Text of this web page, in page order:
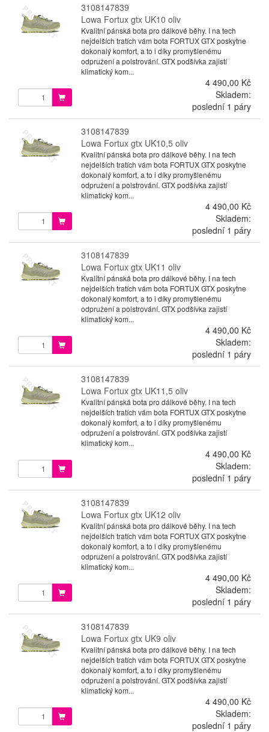
3108147839
Lowa Fortux gtx UK10 oliv
Kvalitní pánská bota pro dálkové běhy. I na tech
nejdelších tratích vám bota FORTUX GTX poskytne
dokonalý komfort, a to i díky promyšlenému
odpružení a polstrování. GTX podšívka zajistí
klimatický kom...
4 490,00 Kč
Skladem:
poslední 1 páry
3108147839
Lowa Fortux gtx UK10,5 oliv
Kvalitní pánská bota pro dálkové běhy. I na tech
nejdelších tratích vám bota FORTUX GTX poskytne
dokonalý komfort, a to i díky promyšlenému
odpružení a polstrování. GTX podšívka zajistí
klimatický kom...
4 490,00 Kč
Skladem:
poslední 1 páry
3108147839
Lowa Fortux gtx UK11 oliv
Kvalitní pánská bota pro dálkové běhy. I na tech
nejdelších tratích vám bota FORTUX GTX poskytne
dokonalý komfort, a to i díky promyšlenému
odpružení a polstrování. GTX podšívka zajistí
klimatický kom...
4 490,00 Kč
Skladem:
poslední 1 páry
3108147839
Lowa Fortux gtx UK11,5 oliv
Kvalitní pánská bota pro dálkové běhy. I na tech
nejdelších tratích vám bota FORTUX GTX poskytne
dokonalý komfort, a to i díky promyšlenému
odpružení a polstrování. GTX podšívka zajistí
klimatický kom...
4 490,00 Kč
Skladem:
poslední 1 páry
3108147839
Lowa Fortux gtx UK12 oliv
Kvalitní pánská bota pro dálkové běhy. I na tech
nejdelších tratích vám bota FORTUX GTX poskytne
dokonalý komfort, a to i díky promyšlenému
odpružení a polstrování. GTX podšívka zajistí
klimatický kom...
4 490,00 Kč
Skladem:
poslední 1 páry
3108147839
Lowa Fortux gtx UK9 oliv
Kvalitní pánská bota pro dálkové běhy. I na tech
nejdelších tratích vám bota FORTUX GTX poskytne
dokonalý komfort, a to i díky promyšlenému
odpružení a polstrování. GTX podšívka zajistí
klimatický kom...
4 490,00 Kč
Skladem:
poslední 1 páry